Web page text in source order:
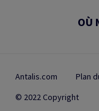
OÙ
Antalis.com
Plan
© 2022 Copyright